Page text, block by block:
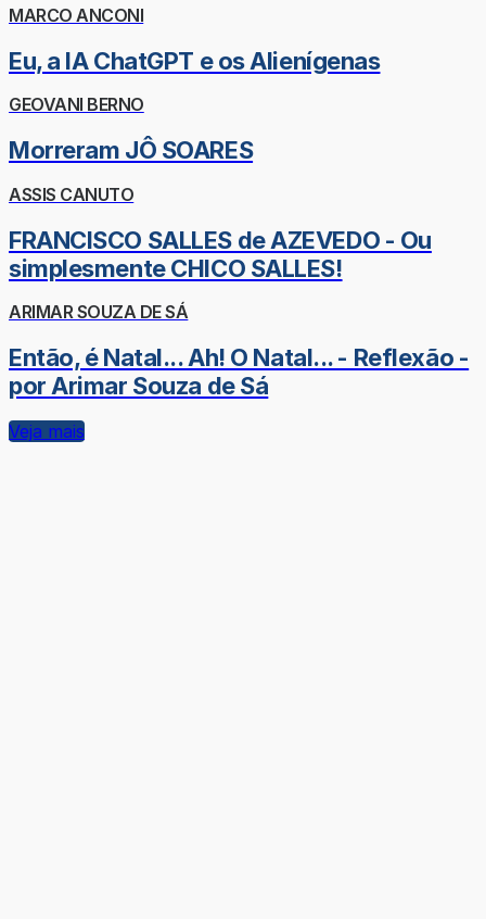
MARCO ANCONI
Eu, a IA ChatGPT e os Alienígenas
GEOVANI BERNO
Morreram JÔ SOARES
ASSIS CANUTO
FRANCISCO SALLES de AZEVEDO - Ou
simplesmente CHICO SALLES!
ARIMAR SOUZA DE SÁ
Então, é Natal... Ah! O Natal... - Reflexão -
por Arimar Souza de Sá
Veja mais